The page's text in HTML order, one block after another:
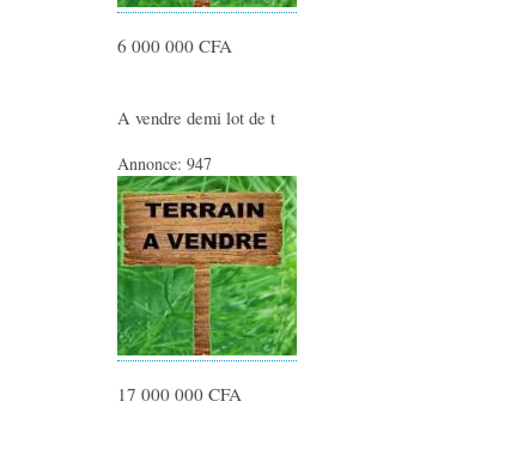
6 000 000 CFA
A vendre demi lot de t
Annonce: 947
17 000 000 CFA